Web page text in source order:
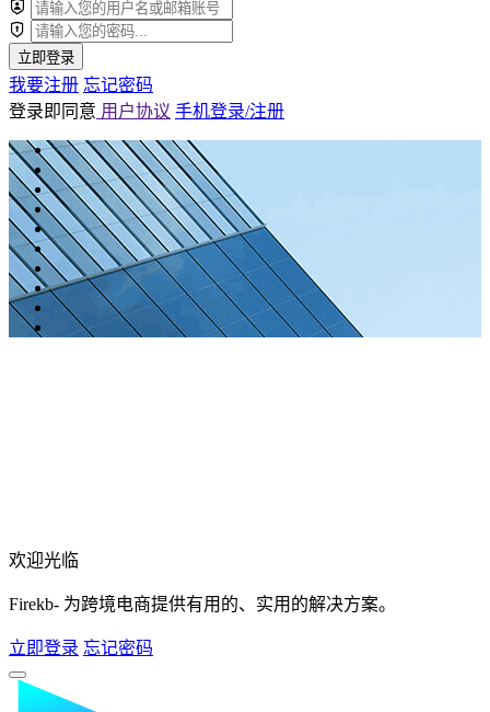
立即登录
我要注册 忘记密码
登录即同意 用户协议 手机登录/注册
欢迎光临
Firekb- 为跨境电商提供有用的、实用的解决方案。
立即登录 忘记密码